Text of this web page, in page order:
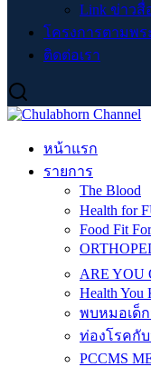
Link ข่าว
โครงการตามพร
ติดต่อเรา
หน้าแรก
รายการ
The Blood
Health for
Food Fit
ARE YOU
Health You
พบหมอเด็
ท่องโรคกั
PCCMS